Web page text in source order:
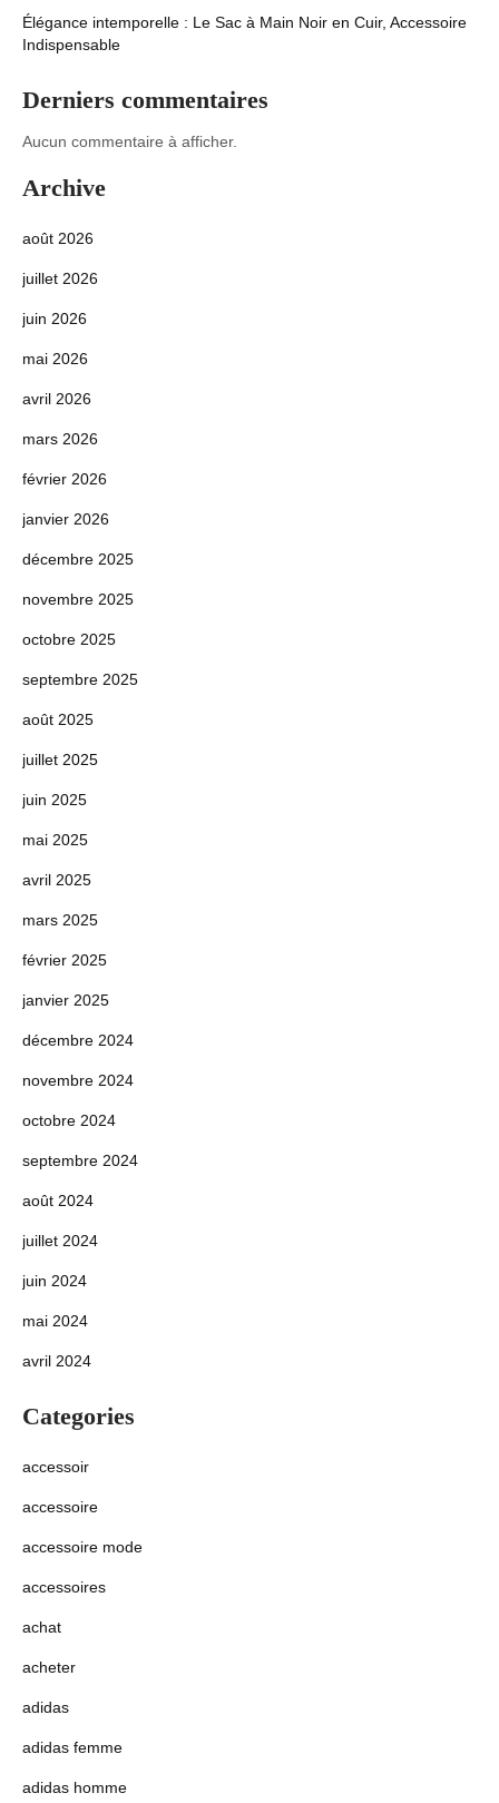
Élégance intemporelle : Le Sac à Main Noir en Cuir, Accessoire
Indispensable
Derniers commentaires
Aucun commentaire à afficher.
Archive
août 2026
juillet 2026
juin 2026
mai 2026
avril 2026
mars 2026
février 2026
janvier 2026
décembre 2025
novembre 2025
octobre 2025
septembre 2025
août 2025
juillet 2025
juin 2025
mai 2025
avril 2025
mars 2025
février 2025
janvier 2025
décembre 2024
novembre 2024
octobre 2024
septembre 2024
août 2024
juillet 2024
juin 2024
mai 2024
avril 2024
Categories
accessoir
accessoire
accessoire mode
accessoires
achat
acheter
adidas
adidas femme
adidas homme